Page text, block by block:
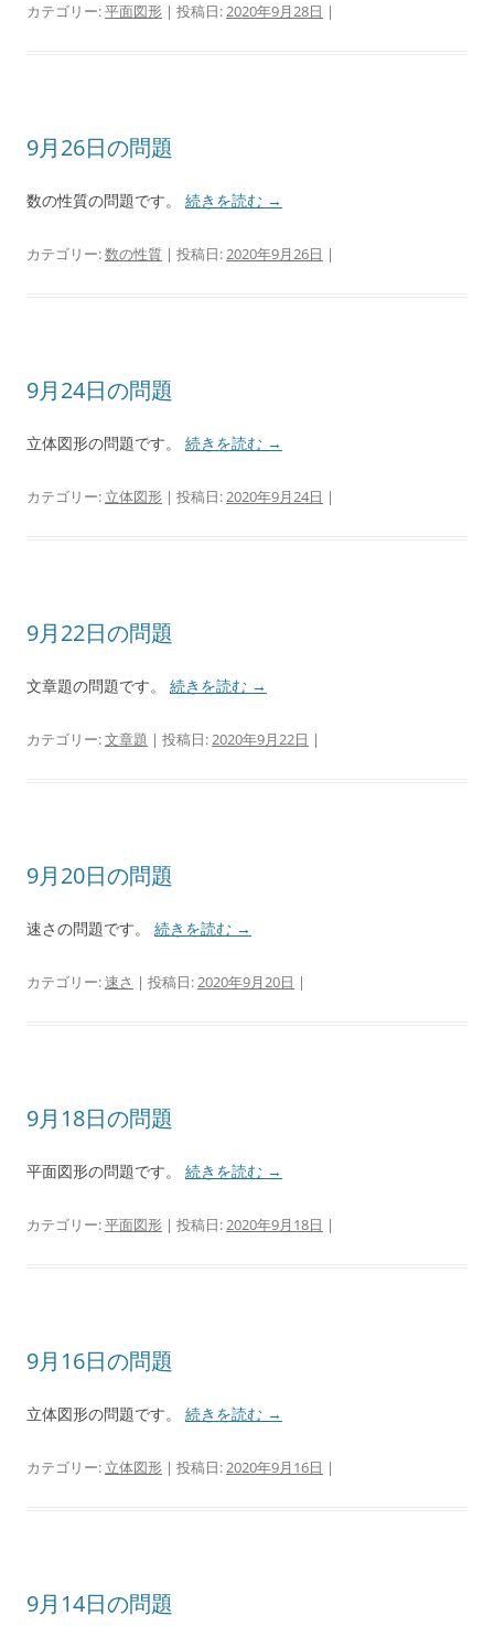
カテゴリー:平面図形 | 投稿日:2020年9月28日 |
9月26日の問題
数の性質の問題です。 続きを読む →
カテゴリー:数の性質 | 投稿日:2020年9月26日 |
9月24日の問題
立体図形の問題です。 続きを読む →
カテゴリー: 立体図形 | 投稿日:2020年9月24日 |
9月22日の問題
文章題の問題です。 続きを読む →
カテゴリー:文章題 | 投稿日:2020年9月22日 |
9月20日の問題
速さの問題です。 続きを読む →
カテゴリー:速さ | 投稿日:2020年9月20日 |
9月18日の問題
平面図形の問題です。 続きを読む →
カテゴリー:平面図形 | 投稿日:2020年9月18日 |
9月16日の問題
立体図形の問題です。 続きを読む →
カテゴリー: 立体図形 | 投稿日:2020年9月16日 |
9月14日の問題